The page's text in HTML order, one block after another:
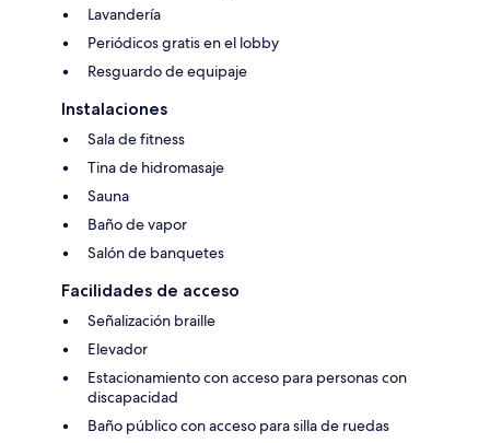
Lavandería
Periódicos gratis en el lobby
Resguardo de equipaje
Instalaciones
Sala de fitness
Tina de hidromasaje
Sauna
Baño de vapor
Salón de banquetes
Facilidades de acceso
Señalización braille
Elevador
Estacionamiento con acceso para personas con
discapacidad
Baño público con acceso para silla de ruedas